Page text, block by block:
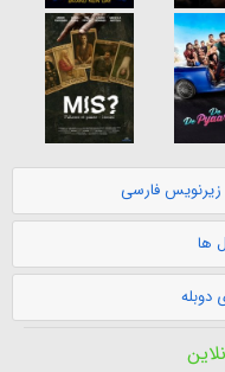
فارسی
ها
دوبله